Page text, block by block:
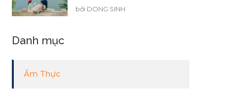
bởi DONG SINH
Danh mục
Ẩm Thực